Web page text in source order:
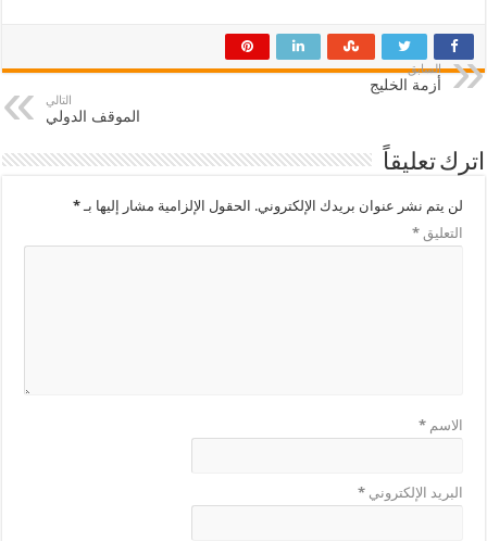
السابق
أزمة الخليج
التالي
الموقف الدولي
اترك تعليقاً
لن يتم نشر عنوان بريدك الإلكتروني. الحقول الإلزامية مشار إليها بـ*
التعليق*
الاسم*
البريد الإلكتروني*